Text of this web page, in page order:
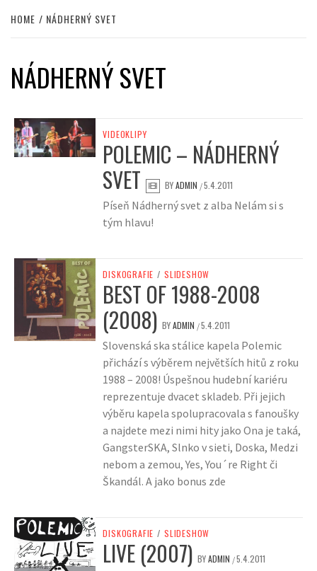
HOME NÁDHERNÝ SVET
NÁDHERNÝ SVET
VIDEOKLIPY
POLEMIC – NÁDHERNÝ
SVET
BYADMIN /5.4.2011
Píseň Nádherný svet z alba Nelám si s
tým hlavu!
DISKOGRAFIE / SLIDESHOW
BEST OF 1988-2008
(2008) BYADMIN /5.4.2011
Slovenská ska stálice kapela Polemic
přichází s výběrem největších hitů z roku
1988 – 2008! Úspešnou hudební kariéru
reprezentuje dvacet skladeb. Při jejich
výběru kapela spolupracovala s fanoušky
a najdete mezi nimi hity jako Ona je taká,
GangsterSKA, Slnko v sieti, Doska, Medzi
nebom a zemou, Yes, You´re Right či
Škandál. A jako bonus zde
DISKOGRAFIE / SLIDESHOW
LIVE (2007) BYADMIN /5.4.2011